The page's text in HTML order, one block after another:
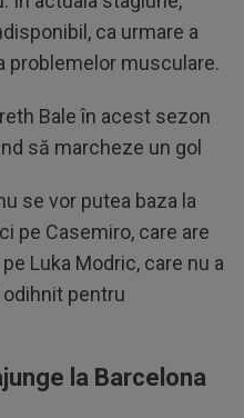
ca urmare a
problemelor musculare.
Bale în acest sezon
să marcheze un gol
se vor putea baza la
pe Casemiro, care are
Luka Modric, care nu a
pentru
la Barcelona